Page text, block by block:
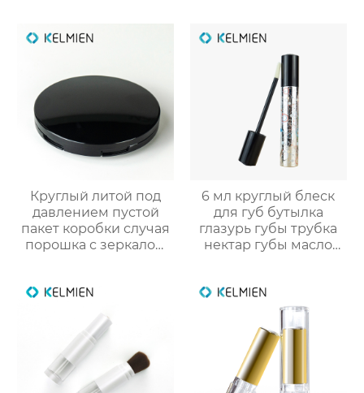
оптом
упаковка для
косметики
Круглый литой под
давлением пустой
пакет коробки случая
порошка с зеркалом
6 мл круглый блеск
для губ бутылка
глазурь губы трубка
нектар губы масло
упаковка маркировка